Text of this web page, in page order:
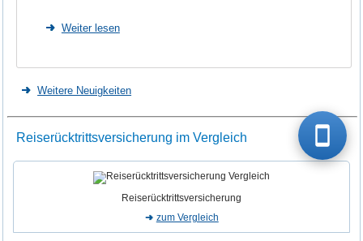
Weiter lesen
Weitere Neuigkeiten
Reiserücktrittsversicherung im Vergleich
Reiserücktrittsversicherung
zum Vergleich